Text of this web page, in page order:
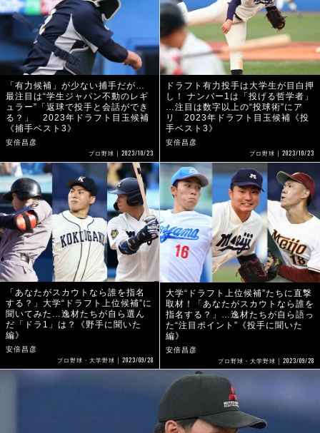
「有力候補」が少ない捕手だが…
最注目は“学生ジャパン不動のレギ
ュラー”「返球で投手と会話ができ
る？」 2023年ドラフト目玉候補
《捕手ベスト3》
安倍昌彦
プロ野球 2023/10/23
ドラフト有力投手は大学生が目白押
し！ ナンバー1は「投げる哲学者」
…注目は数字以上の“投球術”にア
リ 2023年ドラフト目玉候補《投
手ベスト3》
安倍昌彦
プロ野球 2023/10/23
「あなたがスカウトなら誰を指名
する？」大学“ドラフト上位候補”に
聞いてみた…逸材たちが自ら選ん
だ「ドラ1」は？《野手に聞いた
編》
安倍昌彦
プロ野球・大学野球 2023/09/28
大学“ドラフト上位候補”たちに直撃
取材！「あなたがスカウトなら誰を
指名する？」…逸材たちが自ら語っ
た“注目ポイント”《投手に聞いた
編》
安倍昌彦
プロ野球・大学野球 2023/09/28